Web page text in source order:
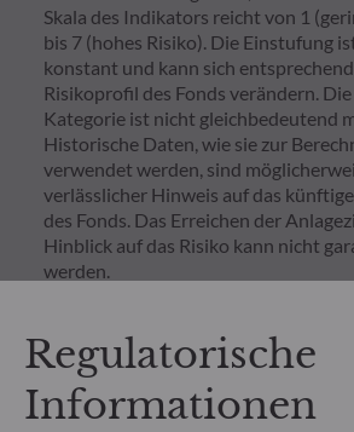
Skala des Indikators reicht von 1
bis 7 (hohes Risiko). Die Einstufung
konstant und kann sich
Risikoprofil des Fonds verändern.
Kategorie ist nicht gleichbedeutend
Historische Daten, wie sie zur
verwendet werden, sind
verlässlicher Hinweis auf das
des Fonds. Das Erreichen der
Hinblick auf das Risiko kann nicht
werden.
einmaliger Ausgabeaufschlag bzw.
Rücknahmegebühr gemäß dem in der
„Merkmale“ aufgeführten Prozentsatz
Rücknahmepreises berücksichtigt.
Regulatorische
Informationen